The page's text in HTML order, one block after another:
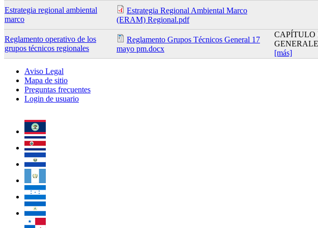
Estrategia regional ambiental
marco
Estrategia Regional Ambiental Marco
(ERAM) Regional.pdf
Reglamento operativo de los
grupos técnicos regionales
Reglamento Grupos Técnicos General 17
mayo pm.docx
CAPÍTULO
[más]
Aviso Legal
Mapa de sitio
Preguntas frecuentes
Login de usuario